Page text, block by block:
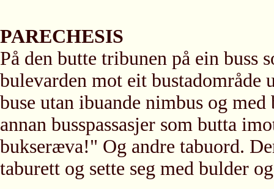
PARECHESIS
På den butte tribunen på ein buss
bulevarden mot eit bustadområde
buse utan ibuande nimbus og
annan busspassasjer som butta
bukseræva!" Og andre tabuord.
taburett og sette seg med bulder